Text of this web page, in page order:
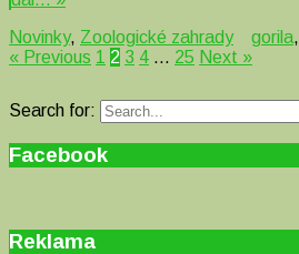
Novinky, Zoologické zahrady gorila,
« Previous 1 2 3 4 … 25 Next »
Search for:
Facebook
Reklama